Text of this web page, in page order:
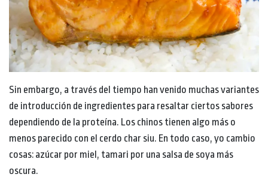
Sin embargo, a través del tiempo han venido muchas variantes
de introducción de ingredientes para resaltar ciertos sabores
dependiendo de la proteína. Los chinos tienen algo más o
menos parecido con el cerdo char siu. En todo caso, yo cambio
cosas: azúcar por miel, tamari por una salsa de soya más
oscura.